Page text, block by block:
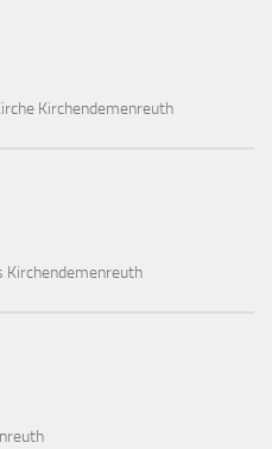
Kirchendemenreuth
Kirchendemenreuth